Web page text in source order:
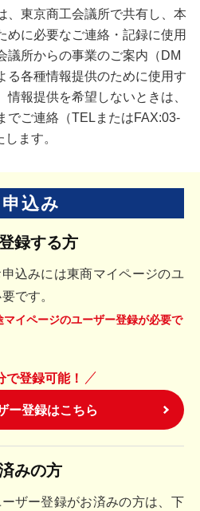
東京商工会議所で共有し、本
めに必要なご連絡・記録に使用
議所からの事業のご案内（DM
る各種情報提供のために使用す
情報提供を希望しないときは、
でご連絡（TELまたはFAX:03-
ます。
込み
録する方
込みには東商マイページのユ
です。
イページのユーザー登録が必要で
で登録可能！
ー登録はこちら
みの方
ザー登録がお済みの方は、下